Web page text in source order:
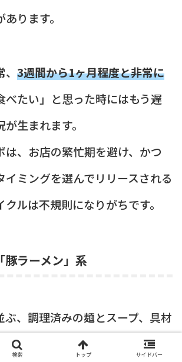
ります。
3週間から1ヶ月程度と非常に
べたい」と思った時にはもう遅
生まれます。
は、お店の繁忙期を避け、かつ
イミングを選んでリリースされる
ルは不規則になりがちです。
豚ラーメン」系
ぶ、調理済みの麺とスープ、具材
たチルド麺の「豚ラーメン」で
検索 トップ サイドバー